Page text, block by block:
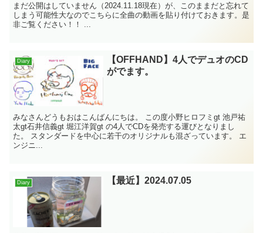
まだ公開はしていません（2024.11.18現在）が、このままだと忘れて
しまう可能性大なのでこちらに全曲の動画を貼り付けておきます。是
非ご覧ください！！ ...
Diary
【OFFHAND】4人でデュオのCD
がでます。
みなさんどうもおはこんばんにちは。 この度小野ヒロフミgt 池戸祐
太gt石井信義gt 堀江洋賀gt の4人でCDを発売する運びとなりまし
た。 スタンダードを中心に若干のオリジナルも混ざっています。 エ
ンジニ...
Diary 【最近】2024.07.05